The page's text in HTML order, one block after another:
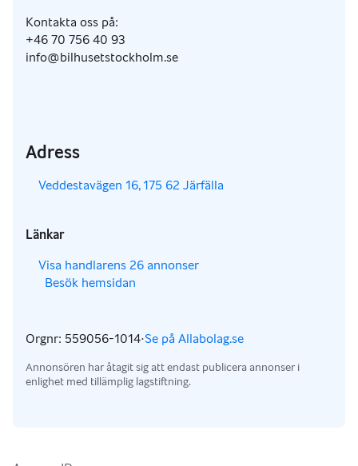
Kontakta oss på:
+46 70 756 40 93
info@bilhusetstockholm.se
Adress
Veddestavägen 16, 175 62 Järfälla
Länkar
Visa handlarens 26 annonser
Besök hemsidan
Orgnr: 559056-1014·Se på Allabolag.se
,
Annonsören har åtagit sig att endast publicera annonser i
enlighet med tillämplig lagstiftning.